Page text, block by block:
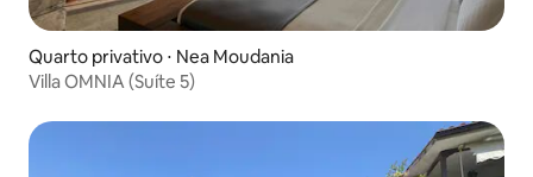
Quarto privativo ⋅ Nea Moudania
Villa OMNIA (Suíte 5)